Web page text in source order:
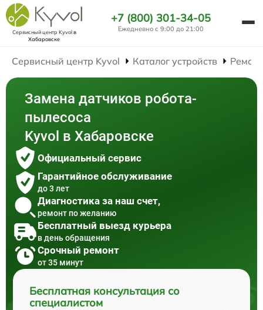
Сервисный центр Kyvolв
Хабаровске
+7 (800) 301-34-05
Ежедневно с 9:00 до 21:00
Сервисный центр Kyvol Каталог устройств
Замена датчиков робота-
пылесоса
Kyvol в Хабаровске
Официальный сервис
Гарантийное обслуживание
до 3 лет
Диагностика за наш счет,
ремонт по желанию
Бесплатный выезд курьера
в день обращения
Срочный ремонт
от 35 минут
Бесплатная консультация со
специалистом